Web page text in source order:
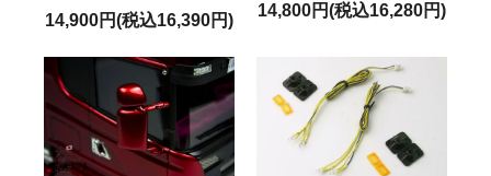
14,900円(税込16,390円)
14,800円(税込16,280円)